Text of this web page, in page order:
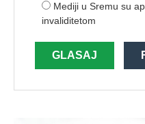
Mediji u Sremu su
invaliditetom
GLASAJ